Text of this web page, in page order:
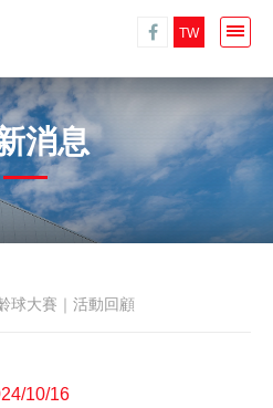
TW
消息
球大賽｜活動回顧
10/16